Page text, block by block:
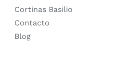
Cortinas Basilio
Contacto
Blog